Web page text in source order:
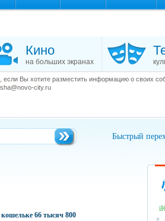
Кино
на больших экранах
если Вы хотите разместить информацию о своих
city.ru
Быстрый
66 тысяч 800